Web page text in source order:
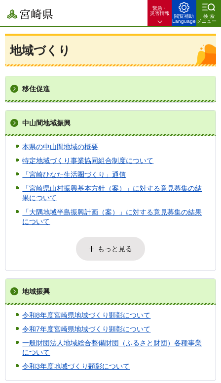
宮崎県
緊急・
災害情報
閲覧補助
Language
検索
メニュー
地域づくり
移住促進
中山間地域振興
本県の中山間地域の概要
特定地域づくり事業協同組合制度について
「宮崎ひなた生活圏づくり」通信
「宮崎県山村振興基本方針（案）」に対する意見募集の結
果について
「大隅地域半島振興計画（案）」に対する意見募集の結果
について
もっと見る
地域振興
令和8年度宮崎県地域づくり顕彰について
令和7年度宮崎県地域づくり顕彰について
一般財団法人地域総合整備財団（ふるさと財団）各種事業
について
令和3年度地域づくり顕彰について